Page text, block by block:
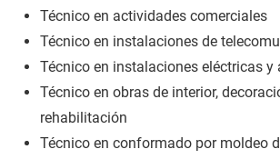
Técnico en actividades comerciales
Técnico en instalaciones de
Técnico en instalaciones eléctricas
Técnico en obras de interior,
rehabilitación
Técnico en conformado por moldeo